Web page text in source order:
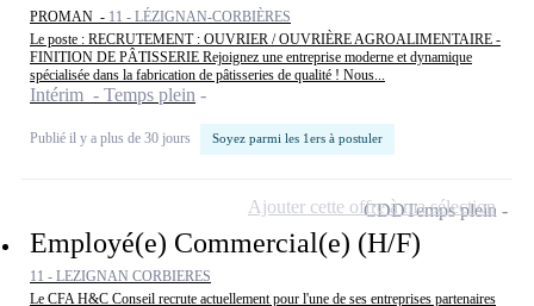
PROMAN - 11 - LÉZIGNAN-CORBIÈRES
Le poste : RECRUTEMENT : OUVRIER / OUVRIÈRE AGROALIMENTAIRE -
FINITION DE PÂTISSERIE Rejoignez une entreprise moderne et dynamique
spécialisée dans la fabrication de pâtisseries de qualité ! Nous...
Intérim - Temps plein
Publié il y a plus de 30 jours Soyez parmi les 1ers à postuler
Employé(e) Commercial(e) (H/F)
11 - LEZIGNAN CORBIERES
Le CFA H&C Conseil recrute actuellement pour l'une de ses entreprises partenaires
CDDTemps plein
Ajouter cette offre à ma sélection